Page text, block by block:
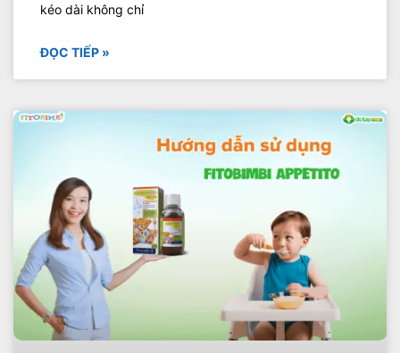
kéo dài không chỉ
ĐỌC TIẾP »